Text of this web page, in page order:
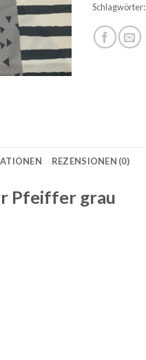
REZENSIONEN (0)
Pfeiffer grau